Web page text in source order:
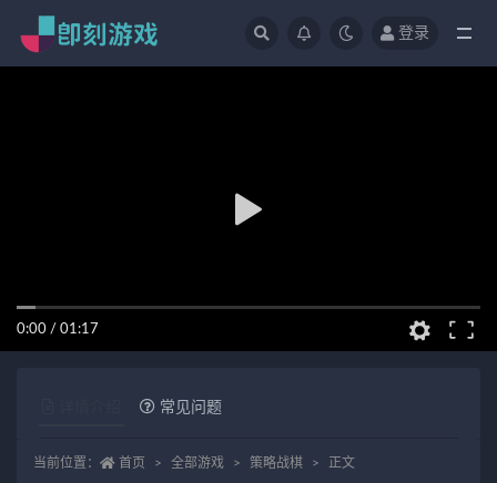
登录
0:00 / 01:17
常见问题
当前位置： 首页 全部游戏 策略战棋 正文